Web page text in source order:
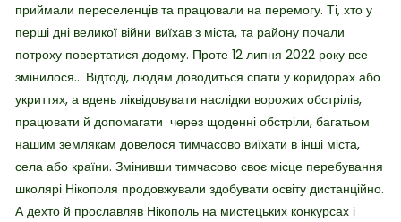
приймали переселенців та працювали на перемогу. Ті, хто у
перші дні великої війни виїхав з міста, та району почали
потроху повертатися додому. Проте 12 липня 2022 року все
змінилося… Відтоді, людям доводиться спати у коридорах або
укриттях, а вдень ліквідовувати наслідки ворожих обстрілів,
працювати й допомагати через щоденні обстріли, багатьом
нашим землякам довелося тимчасово виїхати в інші міста,
села або країни. Змінивши тимчасово своє місце перебування
школярі Нікополя продовжували здобувати освіту дистанційно.
А дехто й прославляв Нікополь на мистецьких конкурсах і